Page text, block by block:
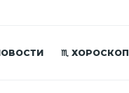
♏ ХОРОСКОП